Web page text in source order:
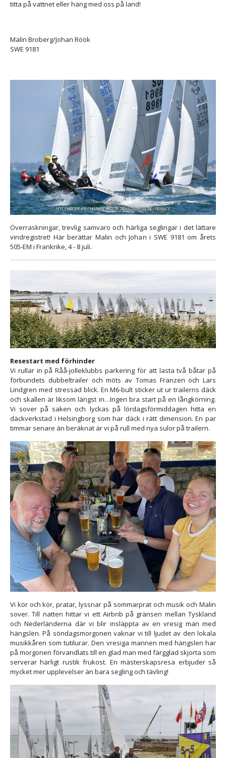
titta på vattnet eller häng med oss på land!
Malin Broberg/Johan Röök
SWE 9181
Överraskningar, trevlig samvaro och härliga seglingar i det lättare
vindregistret! Här berättar Malin och Johan i SWE 9181 om årets
505-EM i Frankrike, 4 - 8 juli.
Resestart med förhinder
Vi rullar in på Råå-jolleklubbs parkering för att lasta två båtar på
förbundets dubbeltrailer och möts av Tomas Franzen och Lars
Lindgren med stressad blick. En M6-bult sticker ut ur trailerns däck
och skallen är liksom längst in…Ingen bra start på en långkörning.
Vi sover på saken och lyckas på lördagsförmiddagen hitta en
däckverkstad i Helsingborg som har däck i rätt dimension. En par
timmar senare än beräknat är vi på rull med nya sulor på trailern.
Vi kör och kör, pratar, lyssnar på sommarprat och musik och Malin
sover. Till natten hittar vi ett Airbnb på gränsen mellan Tyskland
och Nederländerna där vi blir insläppta av en vresig man med
hängslen. På söndagsmorgonen vaknar vi till ljudet av den lokala
musikkåren som tutilurar. Den vresiga mannen med hängslen har
på morgonen förvandlats till en glad man med färgglad skjorta som
serverar härligt rustik frukost. En mästerskapsresa erbjuder så
mycket mer upplevelser än bara segling och tävling!